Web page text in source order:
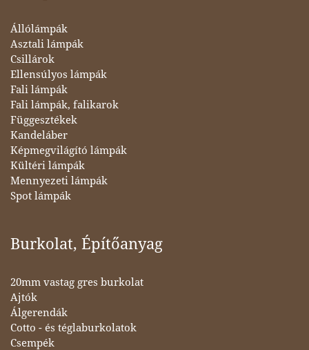
Állólámpák
Asztali lámpák
Csillárok
Ellensúlyos lámpák
Fali lámpák
Fali lámpák, falikarok
Függesztékek
Kandeláber
Képmegvilágító lámpák
Kültéri lámpák
Mennyezeti lámpák
Spot lámpák
Burkolat, Építőanyag
20mm vastag gres burkolat
Ajtók
Álgerendák
Cotto - és téglaburkolatok
Csempék